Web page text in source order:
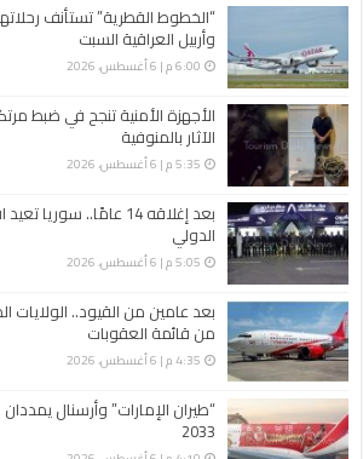
“الخطوط القطرية” تستأنف
وأربيل العراقية السبت
6:00 م | 6 أغسطس، 2026
الأجهزة الأمنية تنجح في ضبط
الآثار بالمنوفية
5:35 م | 6 أغسطس، 2026
بعد إغلاقه 14 عامًا..
الدولي
5:05 م | 6 أغسطس، 2026
بعد عامين من القيود.. الولايات
من قائمة العقوبات
4:35 م | 6 أغسطس، 2026
“طيران الإمارات” وأرسنال يمددان
2033